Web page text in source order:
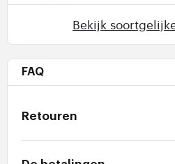
Bekijk
FAQ
Retouren